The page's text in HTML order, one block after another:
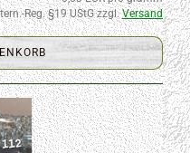
Reg. §19 UStG zzgl.Versand